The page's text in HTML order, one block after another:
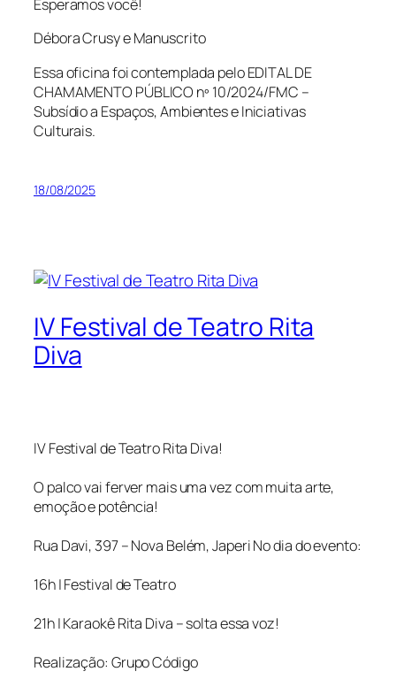
Esperamos você!
Débora Crusy e Manuscrito
Essa oficina foi contemplada pelo EDITAL DE
CHAMAMENTO PÚBLICO nº 10/2024/FMC –
Subsídio a Espaços, Ambientes e Iniciativas
Culturais.
18/08/2025
IV Festival de Teatro Rita
Diva
IV Festival de Teatro Rita Diva!
O palco vai ferver mais uma vez com muita arte,
emoção e potência!
Rua Davi, 397 – Nova Belém, Japeri No dia do evento:
16h | Festival de Teatro
21h | Karaokê Rita Diva – solta essa voz!
Realização: Grupo Código